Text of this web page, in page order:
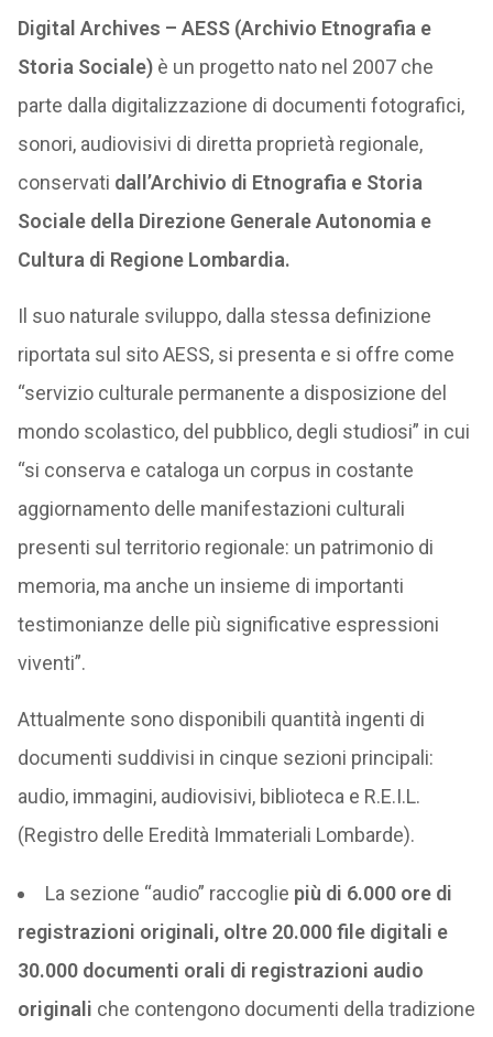
Digital Archives – AESS (Archivio Etnografia e
Storia Sociale)è un progetto nato nel 2007 che
parte dalla digitalizzazione di documenti fotografici,
sonori, audiovisivi di diretta proprietà regionale,
conservati dall’Archivio di Etnografia e Storia
Sociale della Direzione Generale Autonomia e
Cultura di Regione Lombardia.
Il suo naturale sviluppo, dalla stessa definizione
riportata sul sito AESS, si presenta e si offre come
“servizio culturale permanente a disposizione del
mondo scolastico, del pubblico, degli studiosi” in cui
“si conserva e cataloga un corpus in costante
aggiornamento delle manifestazioni culturali
presenti sul territorio regionale: un patrimonio di
memoria, ma anche un insieme di importanti
testimonianze delle più significative espressioni
viventi”.
Attualmente sono disponibili quantità ingenti di
documenti suddivisi in cinque sezioni principali:
audio, immagini, audiovisivi, biblioteca e R.E.I.L.
(Registro delle Eredità Immateriali Lombarde).
La sezione “audio” raccoglie più di 6.000 ore di
registrazioni originali, oltre 20.000 file digitali e
30.000 documenti orali di registrazioni audio
originali che contengono documenti della tradizione